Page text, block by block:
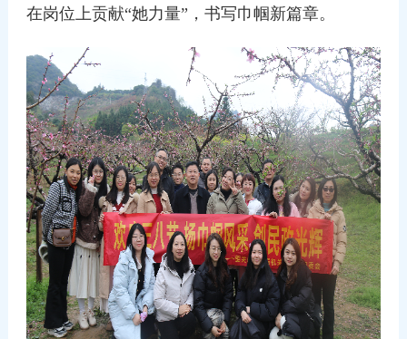
在岗位上贡献“她力量”，书写巾帼新篇章。